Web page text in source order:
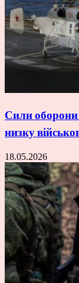
Сили оборони
низку
18.05.2026